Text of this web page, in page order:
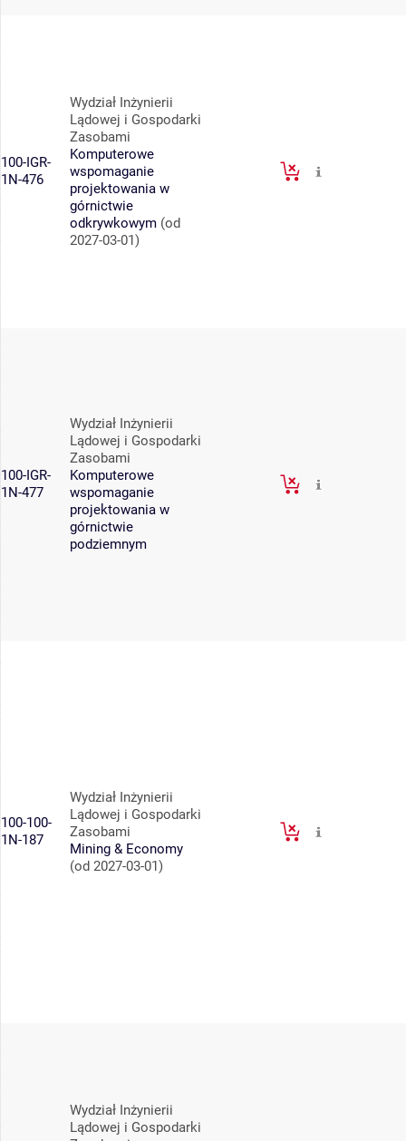
100-IGR-
1N-476
Wydział Inżynierii
Lądowej i Gospodarki
Zasobami
Komputerowe
wspomaganie
projektowania w
górnictwie
odkrywkowym (od
2027-03-01)
100-IGR-
1N-477
Wydział Inżynierii
Lądowej i Gospodarki
Zasobami
Komputerowe
wspomaganie
projektowania w
górnictwie
podziemnym
100-100-
1N-187
Wydział Inżynierii
Lądowej i Gospodarki
Zasobami
Mining & Economy
(od 2027-03-01)
Wydział Inżynierii
Lądowej i Gospodarki